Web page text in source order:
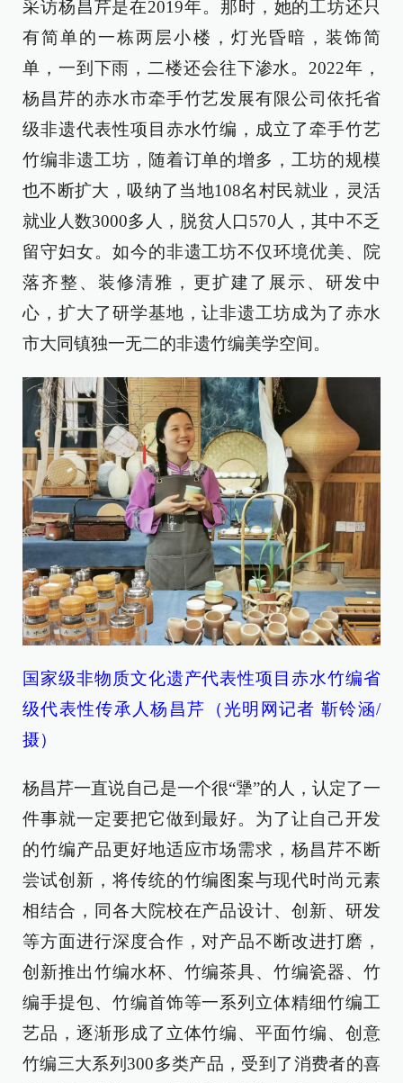
采访杨昌芹是在2019年。那时，她的工坊还只
有简单的一栋两层小楼，灯光昏暗，装饰简
单，一到下雨，二楼还会往下渗水。2022年，
杨昌芹的赤水市牵手竹艺发展有限公司依托省
级非遗代表性项目赤水竹编，成立了牵手竹艺
竹编非遗工坊，随着订单的增多，工坊的规模
也不断扩大，吸纳了当地108名村民就业，灵活
就业人数3000多人，脱贫人口570人，其中不乏
留守妇女。如今的非遗工坊不仅环境优美、院
落齐整、装修清雅，更扩建了展示、研发中
心，扩大了研学基地，让非遗工坊成为了赤水
市大同镇独一无二的非遗竹编美学空间。
国家级非物质文化遗产代表性项目赤水竹编省
级代表性传承人杨昌芹（光明网记者 靳铃涵/
摄）
杨昌芹一直说自己是一个很“犟”的人，认定了一
件事就一定要把它做到最好。为了让自己开发
的竹编产品更好地适应市场需求，杨昌芹不断
尝试创新，将传统的竹编图案与现代时尚元素
相结合，同各大院校在产品设计、创新、研发
等方面进行深度合作，对产品不断改进打磨，
创新推出竹编水杯、竹编茶具、竹编瓷器、竹
编手提包、竹编首饰等一系列立体精细竹编工
艺品，逐渐形成了立体竹编、平面竹编、创意
竹编三大系列300多类产品，受到了消费者的喜